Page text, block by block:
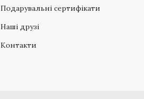
Подарувальні сертифікати
Наші друзі
Контакти